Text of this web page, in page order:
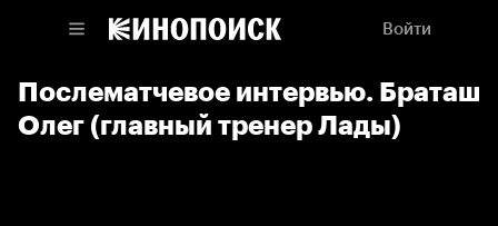
Войти
Послематчевое интервью. Браташ
Олег (главный тренер Лады)